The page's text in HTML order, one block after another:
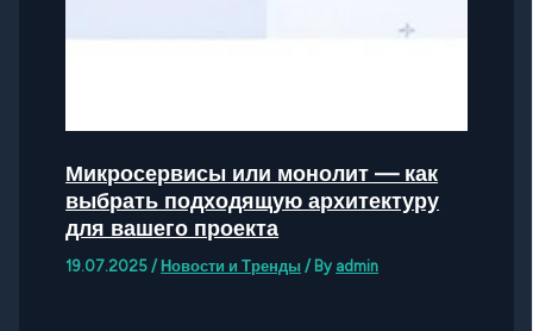
Микросервисы или монолит — как
выбрать подходящую архитектуру
для вашего проекта
19.07.2025 / Новости и Тренды / By admin